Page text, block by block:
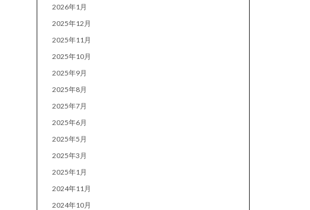
2026年1月
2025年12月
2025年11月
2025年10月
2025年9月
2025年8月
2025年7月
2025年6月
2025年5月
2025年3月
2025年1月
2024年11月
2024年10月